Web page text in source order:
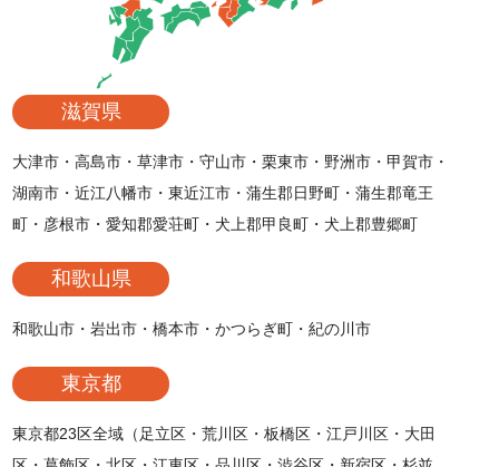
滋賀県
大津市・高島市・草津市・守山市・栗東市・野洲市・甲賀市・
湖南市・近江八幡市・東近江市・蒲生郡日野町・蒲生郡竜王
町・彦根市・愛知郡愛荘町・犬上郡甲良町・犬上郡豊郷町
和歌山県
和歌山市・岩出市・橋本市・かつらぎ町・紀の川市
東京都
東京都23区全域（足立区・荒川区・板橋区・江戸川区・大田